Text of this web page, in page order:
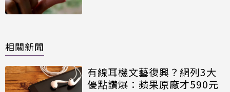
相關新聞
有線耳機文藝復興？網列3大
優點讚爆：蘋果原廠才590元